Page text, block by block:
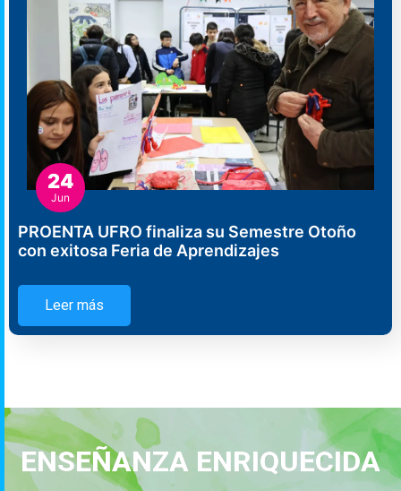
24
Jun
PROENTA UFRO finaliza su Semestre Otoño
con exitosa Feria de Aprendizajes
Leer más
ENSEÑANZA ENRIQUECIDA